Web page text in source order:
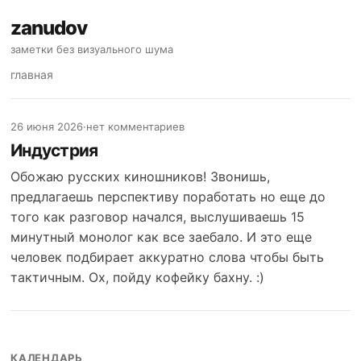
zanudov
заметки без визуального шума
главная
26 июня 2026·нет комментариев
Индустрия
Обожаю русских киношников! Звонишь,
предлагаешь перспективу поработать но еще до
того как разговор начался, выслушиваешь 15
минутный монолог как все заебало. И это еще
человек подбирает аккуратно слова чтобы быть
тактичным. Ох, пойду кофейку бахну. :)
КАЛЕНДАРЬ